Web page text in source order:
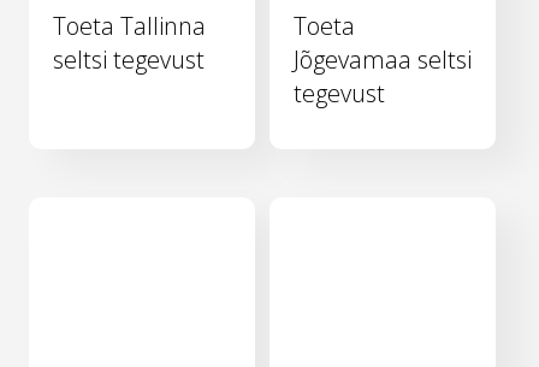
Toeta Tallinna
seltsi tegevust
Toeta
Jõgevamaa seltsi
tegevust